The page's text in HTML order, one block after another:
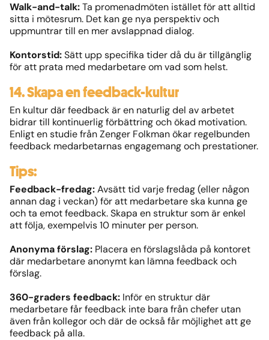
Walk-and-talk:Ta promenadmöten istället för att alltid
sitta i mötesrum. Det kan ge nya perspektiv och
uppmuntrar till en mer avslappnad dialog.
Kontorstid:Sätt upp specifika tider då du är tillgänglig
för att prata med medarbetare om vad som helst.
14. Skapa en feedback-kultur
En kultur där feedback är en naturlig del av arbetet
bidrar till kontinuerlig förbättring och ökad motivation.
Enligt en studie från Zenger Folkman ökar regelbunden
feedback medarbetarnas engagemang och prestationer.
Tips:
Feedback-fredag:Avsätt tid varje fredag (eller någon
annan dag i veckan) för att medarbetare ska kunna ge
och ta emot feedback. Skapa en struktur som är enkel
att följa, exempelvis 10 minuter per person.
Anonyma förslag: Placera en förslagslåda på kontoret
där medarbetare anonymt kan lämna feedback och
förslag.
360-graders feedback: Inför en struktur där
medarbetare får feedback inte bara från chefer utan
även från kollegor och där de också får möjlighet att ge
feedback på alla.